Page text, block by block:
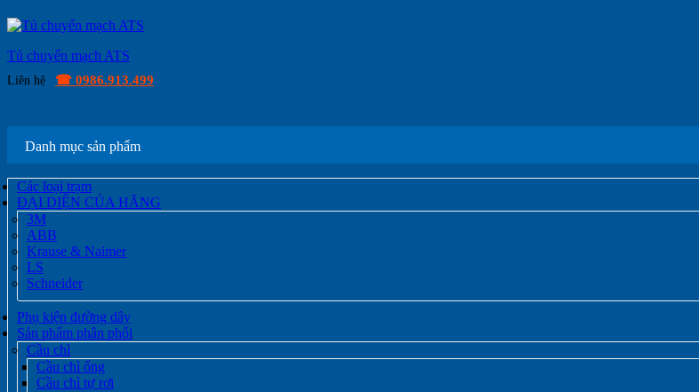
Tủ chuyển mạch ATS
Liên hệ ☎ 0986.913.499
Danh mục sản phẩm
Các loại trạm
ĐẠI DIỆN CỦA HÃNG
3M
ABB
Krause & Naimer
LS
Schneider
Phụ kiện đường dây
Sản phẩm phân phối
Cầu chì
Cầu chì ống
Cầu chì tự rơi